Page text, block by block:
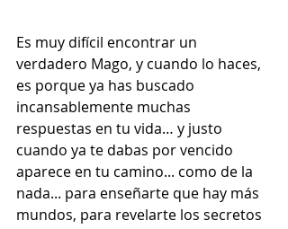
Es muy difícil encontrar un
verdadero Mago, y cuando lo haces,
es porque ya has buscado
incansablemente muchas
respuestas en tu vida… y justo
cuando ya te dabas por vencido
aparece en tu camino... como de la
nada... para enseñarte que hay más
mundos, para revelarte los secretos